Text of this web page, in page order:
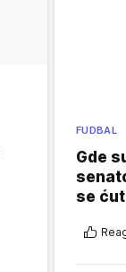
FUDBAL
Gde
se